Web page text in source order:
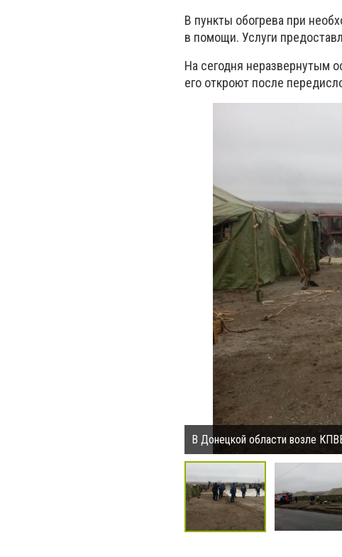
В пункты обогрева при
в помощи. Услуги
На сегодня неразвернутым
его откроют после
В Донецкой области возле